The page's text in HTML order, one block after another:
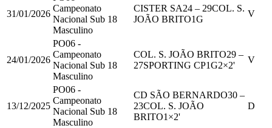
31/01/2026
Campeonato
Nacional Sub 18
Masculino
CISTER SA24 – 29COL. S.
JOÃO BRITO1G
V
24/01/2026
PO06 -
Campeonato
Nacional Sub 18
Masculino
COL. S. JOÃO BRITO29 –
27SPORTING CP1G2×2'
V
13/12/2025
PO06 -
Campeonato
Nacional Sub 18
Masculino
CD SÃO BERNARDO30 –
23COL. S. JOÃO
BRITO1 ×2'
D